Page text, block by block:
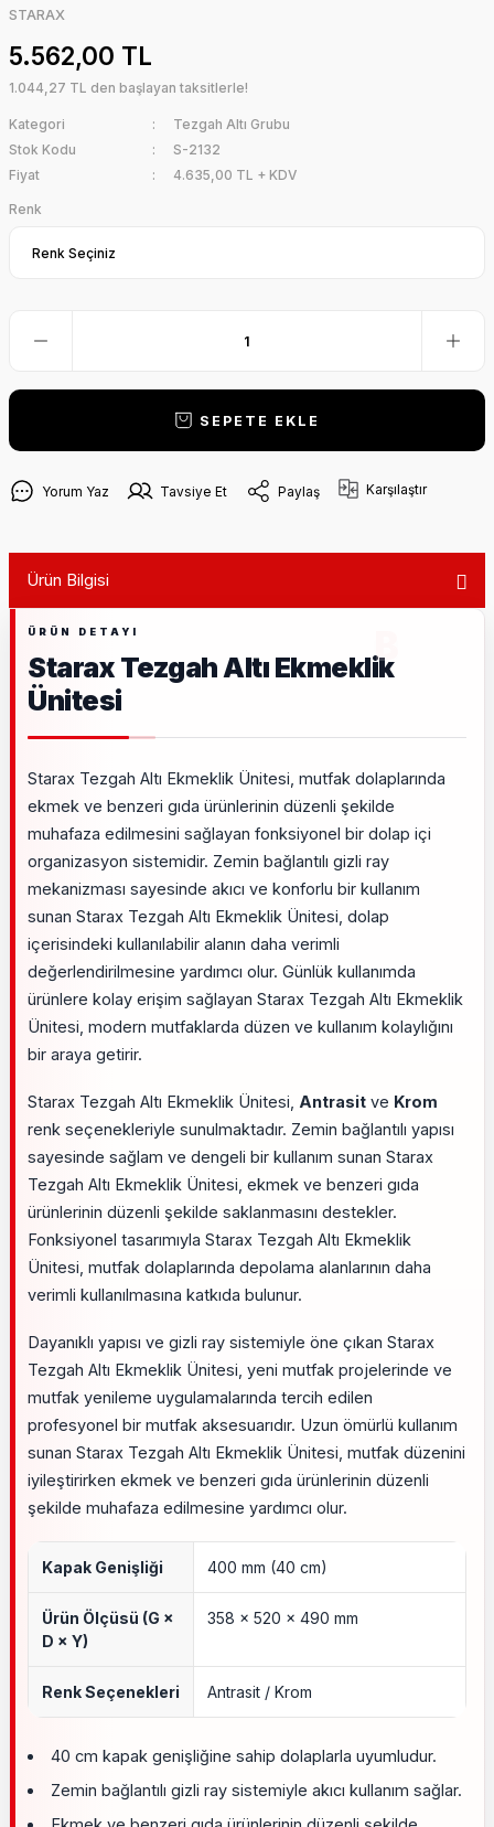
STARAX
5.562,00 TL
1.044,27 TL den başlayan taksitlerle!
Kategori
Tezgah Altı Grubu
Stok Kodu
S-2132
Fiyat
4.635,00 TL + KDV
Renk
SEPETE EKLE
Yorum Yaz Tavsiye Et Paylaş Karşılaştır
Ürün Bilgisi
Starax Tezgah Altı Ekmeklik
Ünitesi
Starax Tezgah Altı Ekmeklik Ünitesi, mutfak dolaplarında
ekmek ve benzeri gıda ürünlerinin düzenli şekilde
muhafaza edilmesini sağlayan fonksiyonel bir dolap içi
organizasyon sistemidir. Zemin bağlantılı gizli ray
mekanizması sayesinde akıcı ve konforlu bir kullanım
sunan Starax Tezgah Altı Ekmeklik Ünitesi, dolap
içerisindeki kullanılabilir alanın daha verimli
değerlendirilmesine yardımcı olur. Günlük kullanımda
ürünlere kolay erişim sağlayan Starax Tezgah Altı Ekmeklik
Ünitesi, modern mutfaklarda düzen ve kullanım kolaylığını
bir araya getirir.
Starax Tezgah Altı Ekmeklik Ünitesi, Antrasit ve Krom
renk seçenekleriyle sunulmaktadır. Zemin bağlantılı yapısı
sayesinde sağlam ve dengeli bir kullanım sunan Starax
Tezgah Altı Ekmeklik Ünitesi, ekmek ve benzeri gıda
ürünlerinin düzenli şekilde saklanmasını destekler.
Fonksiyonel tasarımıyla Starax Tezgah Altı Ekmeklik
Ünitesi, mutfak dolaplarında depolama alanlarının daha
verimli kullanılmasına katkıda bulunur.
Dayanıklı yapısı ve gizli ray sistemiyle öne çıkan Starax
Tezgah Altı Ekmeklik Ünitesi, yeni mutfak projelerinde ve
mutfak yenileme uygulamalarında tercih edilen
profesyonel bir mutfak aksesuarıdır. Uzun ömürlü kullanım
sunan Starax Tezgah Altı Ekmeklik Ünitesi, mutfak düzenini
iyileştirirken ekmek ve benzeri gıda ürünlerinin düzenli
şekilde muhafaza edilmesine yardımcı olur.
Kapak Genişliği 400 mm (40 cm)
Ürün Ölçüsü (G ×
D × Y)
358 × 520 × 490 mm
Renk Seçenekleri Antrasit / Krom
40 cm kapak genişliğine sahip dolaplarla uyumludur.
Zemin bağlantılı gizli ray sistemiyle akıcı kullanım sağlar.